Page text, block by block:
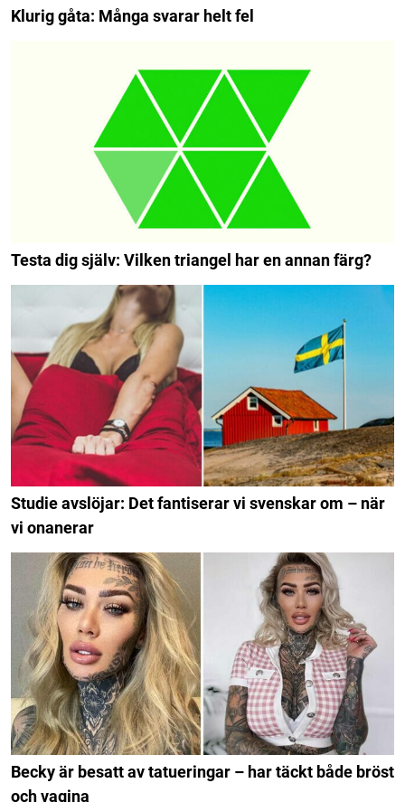
Klurig gåta: Många svarar helt fel
Testa dig själv: Vilken triangel har en annan färg?
Studie avslöjar: Det fantiserar vi svenskar om – när
vi onanerar
Becky är besatt av tatueringar – har täckt både bröst
och vagina